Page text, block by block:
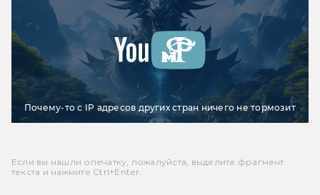
Почему-то с IP адресов других стран ничего не тормозит
Если вы нашли опечатку, пожалуйста, выделите фрагмент
текста и нажмите Ctrl+Enter.